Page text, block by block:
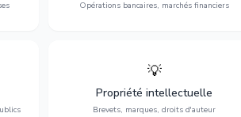
Opérations bancaires, marchés financiers
💡
Propriété intellectuelle
Brevets, marques, droits d'auteur
Protection de vos créations : brevets,
marques, droits d'auteur et lutte contre la
contrefaçon.